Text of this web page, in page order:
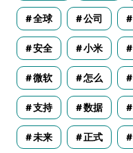
全球 公司
安全 小米
微软 怎么
支持 数据
未来 正式